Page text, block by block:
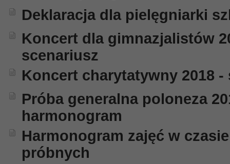
Deklaracja dla pielęgniarki
Koncert dla gimnazjalistów
scenariusz
Koncert charytatywny 2018 -
Próba generalna poloneza
harmonogram
Harmonogram zajęć w
próbnych